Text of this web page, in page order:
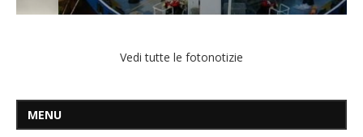
Vedi tutte le fotonotizie
MENU